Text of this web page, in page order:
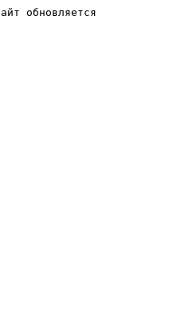
обновляется